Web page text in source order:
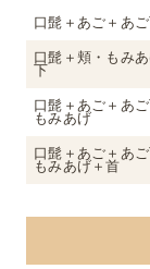
口髭＋あご＋あご
口髭＋頬・もみ
下
口髭＋あご＋あご
もみあげ
口髭＋あご＋あご
もみあげ＋首